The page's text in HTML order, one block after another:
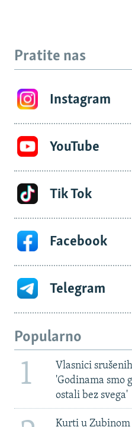
Pratite nas
Instagram
YouTube
Tik Tok
Facebook
Telegram
Popularno
1
Vlasnici
'Godinama smo
ostali bez svega'
Kurti u Zubinom